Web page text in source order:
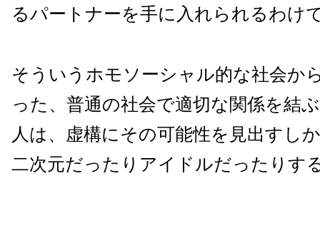
るパートナーを手に入れられるわけ
そういうホモソーシャル的な社会か
った、普通の社会で適切な関係を結
人は、虚構にその可能性を見出すし
二次元だったりアイドルだったりす